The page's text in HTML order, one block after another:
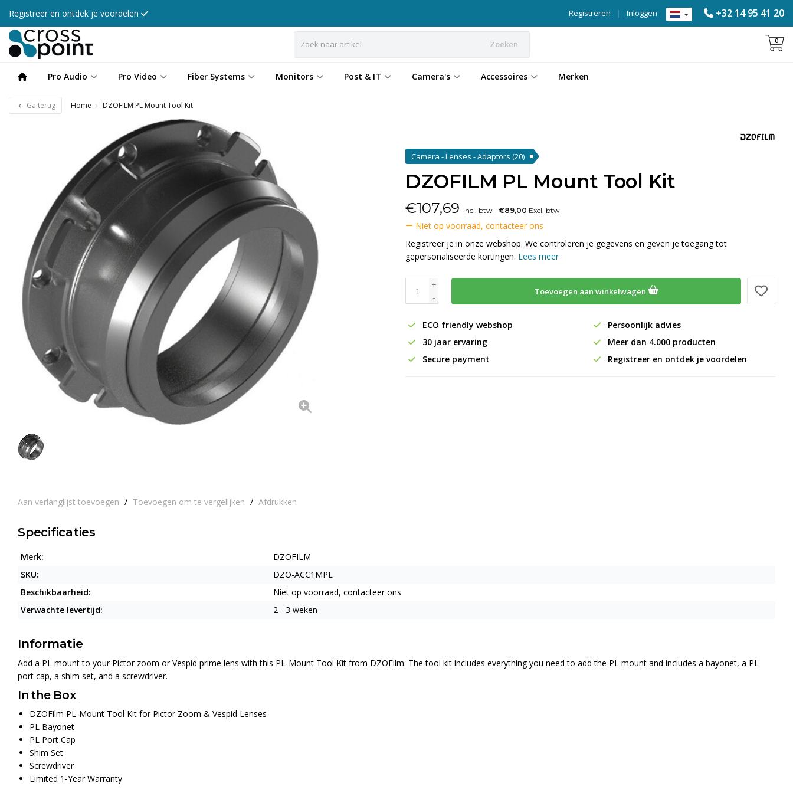
Registreer en ontdek je voordelen +32 14 95 41 20
Inloggen
|
Registreren
Zoeken 0
Pro Audio Pro Video Fiber Systems Monitors Post & IT Camera's Accessoires Merken
Ga terug Home DZOFILM PL Mount Tool Kit
Aan verlanglijst toevoegen / Toevoegen om te vergelijken / Afdrukken
Camera - Lenses - Adaptors (20)
DZOFILM PL Mount Tool Kit
€107,69 Incl. btw €89,00 Excl. btw
Niet op voorraad, contacteer ons
Registreer je in onze webshop. We controleren je gegevens en geven je toegang tot
gepersonaliseerde kortingen. Lees meer
+
-
Toevoegen aan winkelwagen
ECO friendly webshop
Persoonlijk advies
30 jaar ervaring
Meer dan 4.000 producten
Secure payment
Registreer en ontdek je voordelen
Specificaties
Merk:
DZOFILM
SKU:
DZO-ACC1MPL
Beschikbaarheid:
Niet op voorraad, contacteer ons
Verwachte levertijd:
2 - 3 weken
Informatie
Add a PL mount to your Pictor zoom or Vespid prime lens with this PL-Mount Tool Kit from DZOFilm. The tool kit includes everything you need to add the PL mount and includes a bayonet, a PL
port cap, a shim set, and a screwdriver.
In the Box
DZOFilm PL-Mount Tool Kit for Pictor Zoom & Vespid Lenses
PL Bayonet
PL Port Cap
Shim Set
Screwdriver
Limited 1-Year Warranty